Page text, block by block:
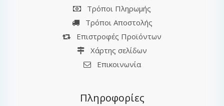
Τρόποι Πληρωμής
Τρόποι Αποστολής
Επιστροφές Προϊόντων
Χάρτης σελίδων
Επικοινωνία
Πληροφορίες